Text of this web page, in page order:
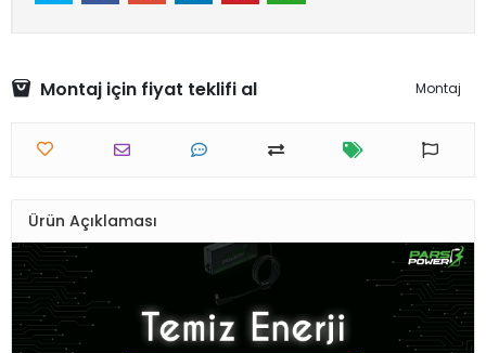
Montaj için fiyat teklifi al Montaj
Ürün Açıklaması